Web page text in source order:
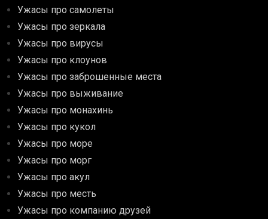
Ужасы про самолеты
Ужасы про зеркала
Ужасы про вирусы
Ужасы про клоунов
Ужасы про заброшенные места
Ужасы про выживание
Ужасы про монахинь
Ужасы про кукол
Ужасы про море
Ужасы про морг
Ужасы про акул
Ужасы про месть
Ужасы про компанию друзей